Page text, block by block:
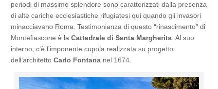
periodi di massimo splendore sono caratterizzati dalla presenza
di alte cariche ecclesiastiche rifugiatesi qui quando gli invasori
minacciavano Roma. Testimonianza di questo “rinascimento” di
Montefiascone è laCattedrale di Santa Margherita. Al suo
interno, c’è l’imponente cupola realizzata su progetto
dell’architettoCarlo Fontana nel 1674.